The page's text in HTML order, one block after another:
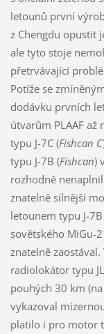
letounů první
z Chengdu opustit
ale tyto stoje
přetrvávající
Potíže se
dodávku prvních
útvarům PLAAF
typu J-7C (Fishcan C
typu J-7B (Fishcan)
rozhodně
znatelně silnější
letounem typu J-7B
sovětského MiGu-
znatelně
radiolokátor typu
pouhých 30 km
vykazoval
platilo i pro motor